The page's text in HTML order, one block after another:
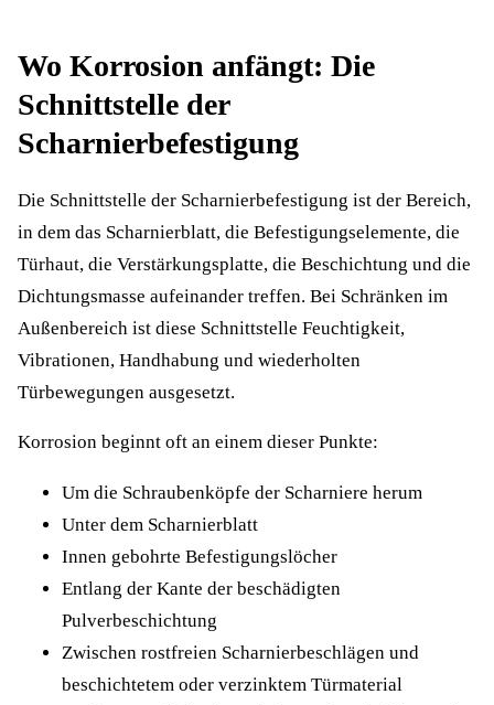
Wo Korrosion anfängt: Die
Schnittstelle der
Scharnierbefestigung
Die Schnittstelle der Scharnierbefestigung ist der Bereich,
in dem das Scharnierblatt, die Befestigungselemente, die
Türhaut, die Verstärkungsplatte, die Beschichtung und die
Dichtungsmasse aufeinander treffen. Bei Schränken im
Außenbereich ist diese Schnittstelle Feuchtigkeit,
Vibrationen, Handhabung und wiederholten
Türbewegungen ausgesetzt.
Korrosion beginnt oft an einem dieser Punkte:
Um die Schraubenköpfe der Scharniere herum
Unter dem Scharnierblatt
Innen gebohrte Befestigungslöcher
Entlang der Kante der beschädigten
Pulverbeschichtung
Zwischen rostfreien Scharnierbeschlägen und
beschichtetem oder verzinktem Türmaterial